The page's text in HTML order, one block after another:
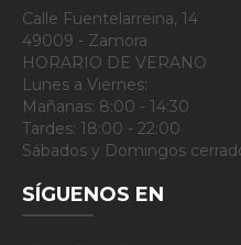
Calle Fuentelarreina, 14
49009 - Zamora
HORARIO DE VERANO
Lunes a Viernes:
Mañanas: 8:00 - 14:30
Tardes: 18:00 - 22:00
Sábados y Domingos
SÍGUENOS EN